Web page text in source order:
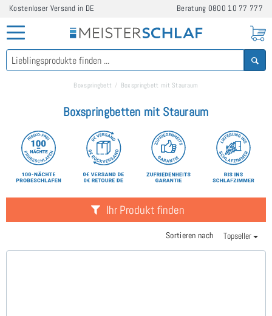
Kostenloser Versand in DE Beratung 0800 10 77 777
Boxspringbett Boxspringbett mit Stauraum
Boxspringbetten mit Stauraum
Ihr Produkt finden
Sortieren nach Topseller